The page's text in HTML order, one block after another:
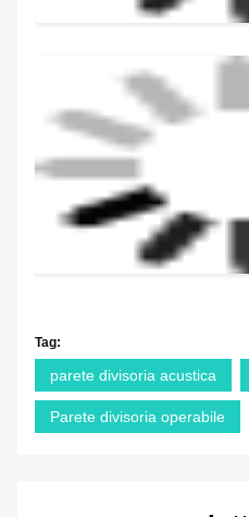
Tag:
parete divisoria acustica
Parete divisoria operabile